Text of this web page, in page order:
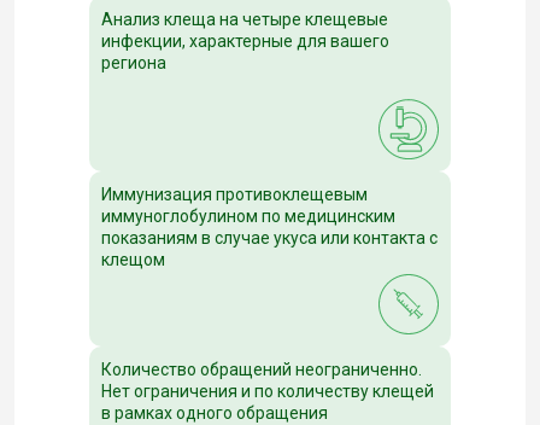
Анализ клеща на четыре клещевые
инфекции, характерные для вашего
региона
Иммунизация противоклещевым
иммуноглобулином по медицинским
показаниям в случае укуса или контакта с
клещом
Количество обращений неограниченно.
Нет ограничения и по количеству клещей
в рамках одного обращения